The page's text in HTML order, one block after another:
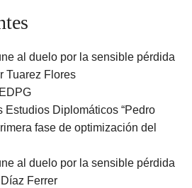
al duelo por la sensible pérdida
Tuarez Flores
Estudios Diplomáticos “Pedro
fase de optimización del
al duelo por la sensible pérdida
Ferrer